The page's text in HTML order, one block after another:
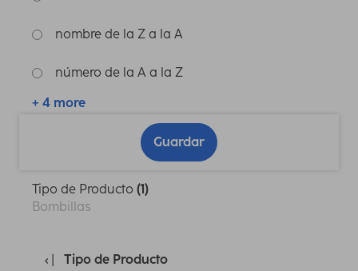
nombre de la Z a la A
número de la A a la Z
+ 4 more
Guardar
Tipo de Producto (1)
Bombillas
Tipo de Producto